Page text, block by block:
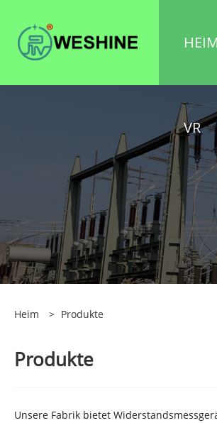
HEIM
VR
Heim > Produkte
Produkte
Unsere Fabrik bietet